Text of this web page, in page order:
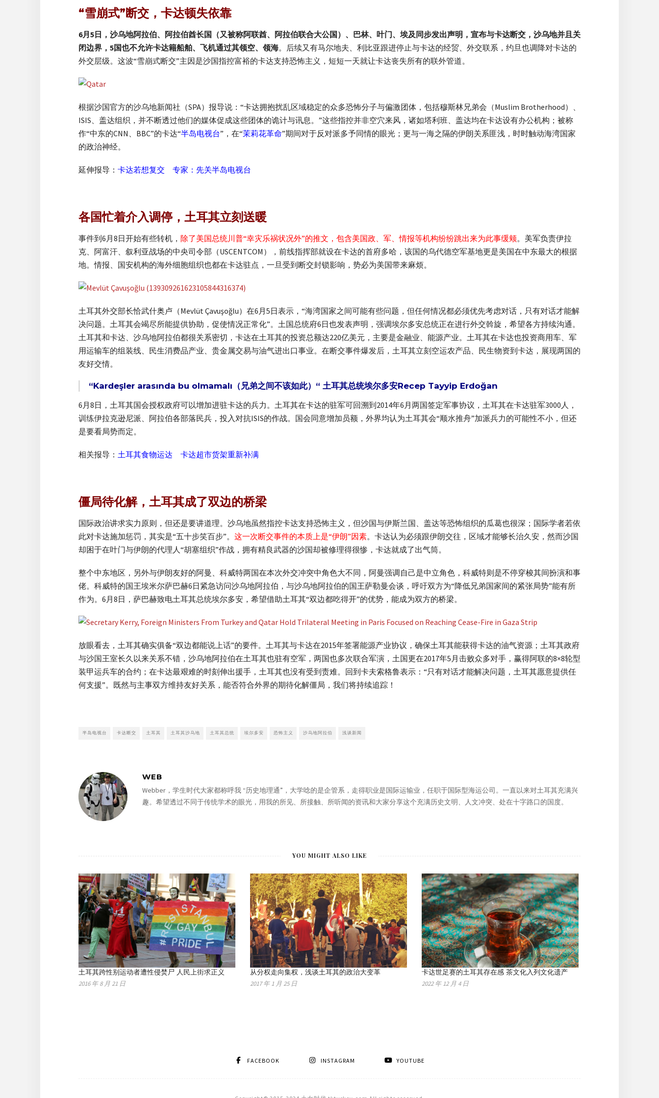
“雪崩式”断交，卡达顿失依靠
6月5日，沙乌地阿拉伯、阿拉伯酋长国（又被称阿联酋、阿拉伯联合大公国）、巴林、叶门、埃及同步发出声明，宣布与卡达断交，沙乌地并且关
闭边界，5国也不允许卡达籍船舶、飞机通过其领空、领海。后续又有马尔地夫、利比亚跟进停止与卡达的经贸、外交联系，约旦也调降对卡达的
外交层级。这波“雪崩式断交”主因是沙国指控富裕的卡达支持恐怖主义，短短一天就让卡达丧失所有的联外管道。
根据沙国官方的沙乌地新闻社（SPA）报导说：“卡达拥抱扰乱区域稳定的众多恐怖分子与偏激团体，包括穆斯林兄弟会（Muslim Brotherhood）、
ISIS、盖达组织，并不断透过他们的媒体促成这些团体的诡计与讯息。”这些指控并非空穴来风，诸如塔利班、盖达均在卡达设有办公机构；被称
作“中东的CNN、BBC”的卡达“半岛电视台”，在“茉莉花革命”期间对于反对派多予同情的眼光；更与一海之隔的伊朗关系匪浅，时时触动海湾国家
的政治神经。
延伸报导： 卡达若想复交 专家：先关半岛电视台
各国忙着介入调停，土耳其立刻送暖
事件到6月8日开始有些转机， 除了美国总统川普“幸灾乐祸状况外”的推文，包含美国政、军、情报等机构纷纷跳出来为此事缓颊。美军负责伊拉
克、阿富汗、叙利亚战场的中央司令部（USCENTCOM），前线指挥部就设在卡达的首府多哈，该国的乌代德空军基地更是美国在中东最大的根据
地。情报、国安机构的海外细胞组织也都在卡达驻点，一旦受到断交封锁影响，势必为美国带来麻烦。
土耳其外交部长恰武什奥卢（Mevlüt Çavuşoğlu）在6月5日表示，“海湾国家之间可能有些问题，但任何情况都必须优先考虑对话，只有对话才能解
决问题。土耳其会竭尽所能提供协助，促使情况正常化”。土国总统府6日也发表声明，强调埃尔多安总统正在进行外交斡旋，希望各方持续沟通。
土耳其和卡达、沙乌地阿拉伯都很关系密切，卡达在土耳其的投资总额达220亿美元，主要是金融业、能源产业。土耳其在卡达也投资商用车、军
用运输车的组装线、民生消费品产业、贵金属交易与油气进出口事业。在断交事件爆发后，土耳其立刻空运农产品、民生物资到卡达，展现两国的
友好交情。
“Kardeşler arasında bu olmamalı（兄弟之间不该如此）“ 土耳其总统埃尔多安Recep Tayyip Erdoğan
6月8日，土耳其国会授权政府可以增加进驻卡达的兵力。土耳其在卡达的驻军可回溯到2014年6月两国签定军事协议，土耳其在卡达驻军3000人，
训练伊拉克逊尼派、阿拉伯各部落民兵，投入对抗ISIS的作战。国会同意增加员额，外界均认为土耳其会“顺水推舟”加派兵力的可能性不小，但还
是要看局势而定。
相关报导： 土耳其食物运达 卡达超市货架重新补满
僵局待化解，土耳其成了双边的桥梁
国际政治讲求实力原则，但还是要讲道理。沙乌地虽然指控卡达支持恐怖主义，但沙国与伊斯兰国、盖达等恐怖组织的瓜葛也很深；国际学者若依
此对卡达施加惩罚，其实是“五十步笑百步”。 这一次断交事件的本质上是“伊朗”因素。卡达认为必须跟伊朗交往，区域才能够长治久安，然而沙国
却困于在叶门与伊朗的代理人“胡塞组织”作战，拥有精良武器的沙国却被修理得很惨，卡达就成了出气筒。
整个中东地区，另外与伊朗友好的阿曼、科威特两国在本次外交冲突中角色大不同，阿曼强调自己是中立角色，科威特则是不停穿梭其间扮演和事
佬。科威特的国王埃米尔萨巴赫6日紧急访问沙乌地阿拉伯，与沙乌地阿拉伯的国王萨勒曼会谈，呼吁双方为“降低兄弟国家间的紧张局势”能有所
作为。6月8日，萨巴赫致电土耳其总统埃尔多安，希望借助土耳其“双边都吃得开”的优势，能成为双方的桥梁。
放眼看去，土耳其确实俱备“双边都能说上话”的要件。土耳其与卡达在2015年签署能源产业协议，确保土耳其能获得卡达的油气资源；土耳其政府
与沙国王室长久以来关系不错，沙乌地阿拉伯在土耳其也驻有空军，两国也多次联合军演，土国更在2017年5月击败众多对手，赢得阿联的8×8轮型
装甲运兵车的合约；在卡达最艰难的时刻伸出援手，土耳其也没有受到责难。回到卡夫索格鲁表示：“只有对话才能解决问题，土耳其愿意提供任
何支援”。既然与主事双方维持友好关系，能否符合外界的期待化解僵局，我们将持续追踪！
半岛电视台 卡达断交 土耳其 土耳其沙乌地 土耳其总统 埃尔多安 恐怖主义 沙乌地阿拉伯 浅谈新闻
WEB
Webber，学生时代大家都称呼我 “历史地理通”，大学唸的是企管系，走得职业是国际运输业，任职于国际型海运公司。一直以来对土耳其充满兴
趣。希望透过不同于传统学术的眼光，用我的所见、所接触、所听闻的资讯和大家分享这个充满历史文明、人文冲突、处在十字路口的国度。
YOU MIGHT ALSO LIKE
土耳其跨性别运动者遭性侵焚尸 人民上街求正义
2016 年 8 月 21 日
从分权走向集权，浅谈土耳其的政治大变革
2017 年 1 月 25 日
卡达世足赛的土耳其存在感 茶文化入列文化遗产
2022 年 12 月 4 日
FACEBOOK INSTAGRAM YOUTUBE